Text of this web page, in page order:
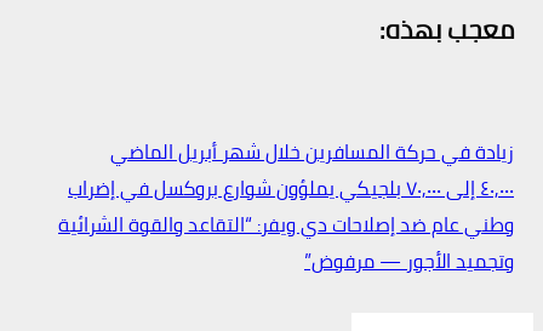
معجب بهذه:
تصفّح
المقالات
زيادة في حركة المسافرين خلال شهر أبريل الماضي
٤٠,٠٠٠ إلى ٧٠,٠٠٠ بلجيكي يملؤون شوارع بروكسل في إضراب
وطني عام ضد إصلاحات دي ويفر: “التقاعد والقوة الشرائية
وتجميد الأجور — مرفوض”